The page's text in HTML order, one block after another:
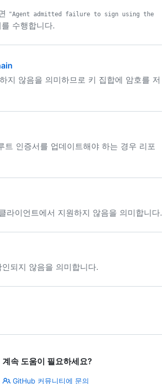
"Agent admitted failure to sign using the
수행합니다.
지 않음을 의미하므로 키 집합에 암호를 저
인증서를 업데이트해야 하는 경우 리포
라이언트에서 지원하지 않음을 의미합니다.
되지 않음을 의미합니다.
계속 도움이 필요하세요?
GitHub 커뮤니티에 문의